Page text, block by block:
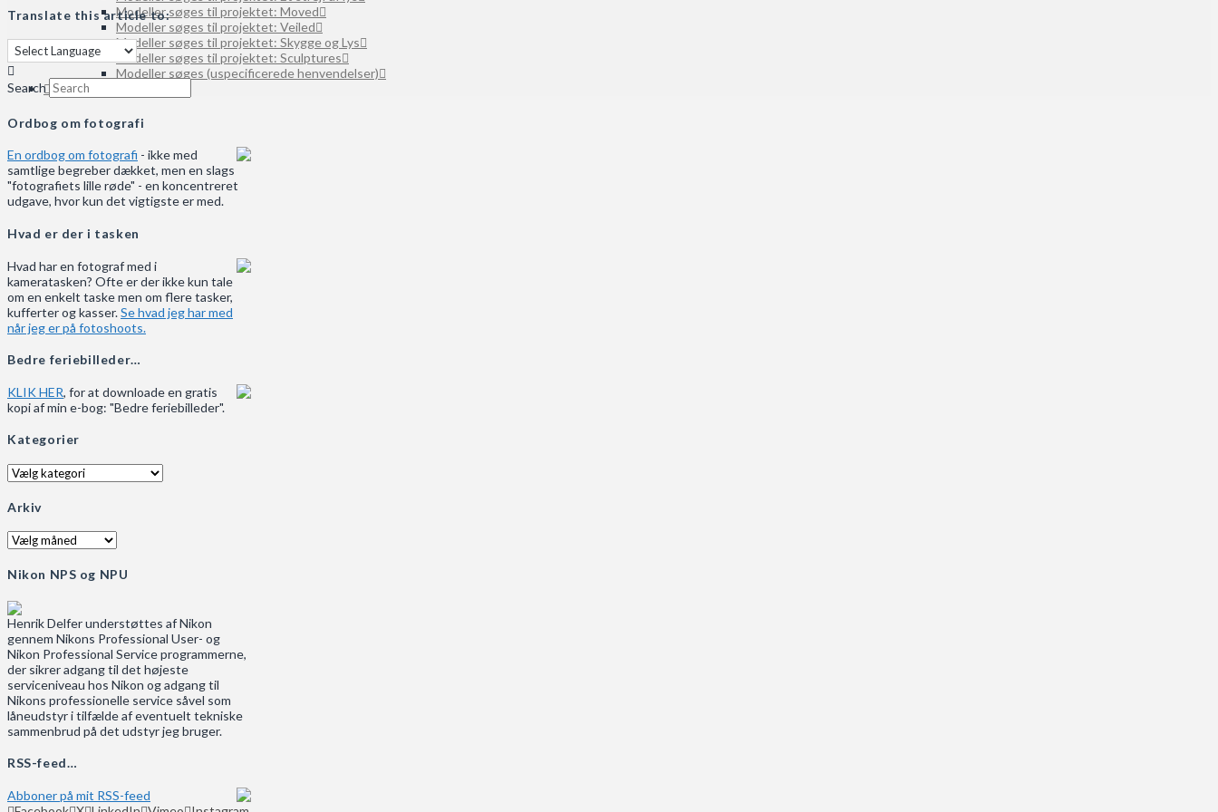
Modeller søges til projektet: Moved
Modeller søges til projektet: Veiled
Modeller søges til projektet: Skygge og Lys
Modeller søges til projektet: Sculptures
Modeller søges (uspecificerede henvendelser)
SEARCH
Translate this article to:
Search
Ordbog om fotografi
En ordbog om fotografi - ikke med
samtlige begreber dækket, men en slags
"fotografiets lille røde" - en koncentreret
udgave, hvor kun det vigtigste er med.
Hvad er der i tasken
Hvad har en fotograf med i
kameratasken? Ofte er der ikke kun tale
om en enkelt taske men om flere tasker,
kufferter og kasser.Se hvad jeg har med
når jeg er på fotoshoots.
Bedre feriebilleder…
KLIK HER, for at downloade en gratis
kopi af min e-bog: "Bedre feriebilleder".
Kategorier
Kategorier
Arkiv
Arkiv
Nikon NPS og NPU
Henrik Delfer understøttes af Nikon
gennem Nikons Professional User- og
Nikon Professional Service programmerne,
der sikrer adgang til det højeste
serviceniveau hos Nikon og adgang til
Nikons professionelle service såvel som
låneudstyr i tilfælde af eventuelt tekniske
sammenbrud på det udstyr jeg bruger.
RSS-feed…
Abboner på mit RSS-feed